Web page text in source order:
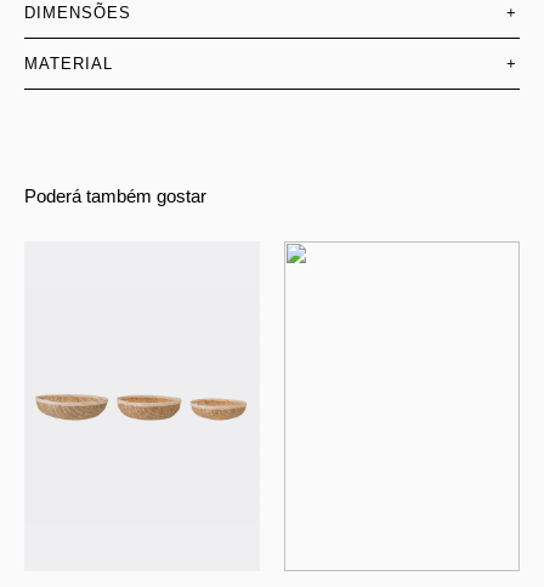
DIMENSÕES +
MATERIAL +
Poderá também gostar